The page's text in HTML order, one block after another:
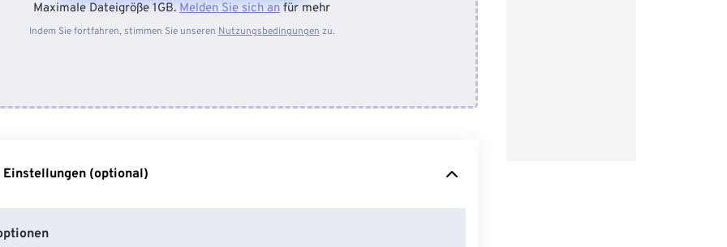
Vom Gerät
Maximale Dateigröße 1GB. Melden Sie sich an für mehr
Indem Sie fortfahren, stimmen Sie unseren Nutzungsbedingungen zu.
(optional)